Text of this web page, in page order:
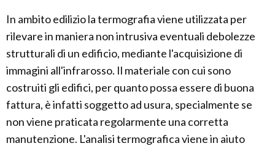
In ambito edilizio la termografia viene utilizzata per
rilevare in maniera non intrusiva eventuali debolezze
strutturali di un edificio, mediante l'acquisizione di
immagini all'infrarosso. Il materiale con cui sono
costruiti gli edifici, per quanto possa essere di buona
fattura, è infatti soggetto ad usura, specialmente se
non viene praticata regolarmente una corretta
manutenzione. L'analisi termografica viene in aiuto